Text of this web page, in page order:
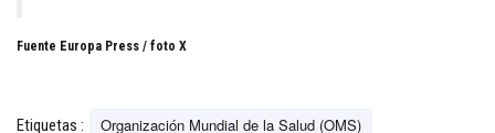
Fuente Europa Press / foto X
Etiquetas : Organización Mundial de la Salud (OMS)